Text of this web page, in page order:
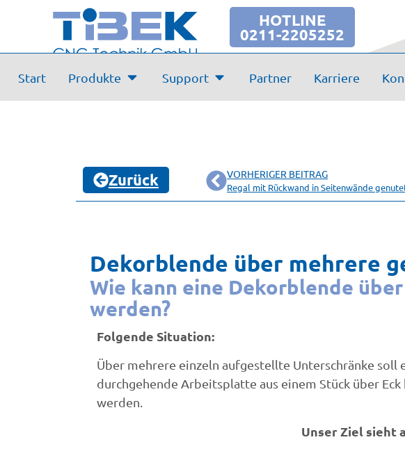
HOTLINE
0211-2205252
Start Produkte Support Partner Karriere
Zurück VORHERIGER BEITRAG
Regal mit Rückwand in Seitenwände
Wie kann eine Dekorblende
werden?
Dekorblende über mehrere
Folgende Situation:
Über mehrere einzeln aufgestellte Unterschränke soll
durchgehende Arbeitsplatte aus einem Stück über
werden.
Unser Ziel sieht